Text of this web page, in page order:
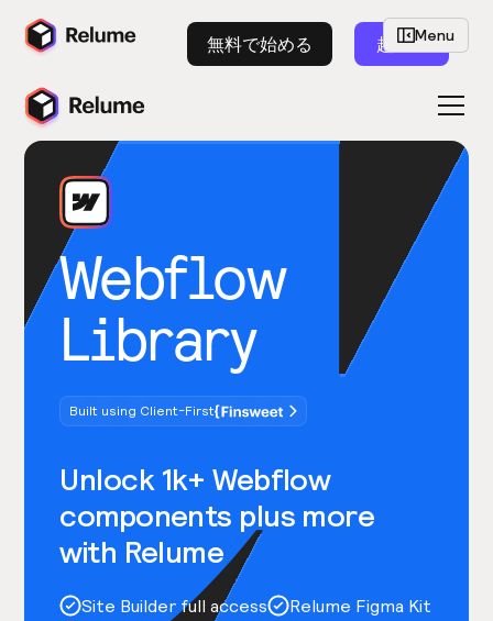
無料で始める 起動
Webflow
Library
Built using Client-First
Unlock 1k+ Webflow
components plus more
with Relume
Site Builder full access
Relume Figma Kit
Menu